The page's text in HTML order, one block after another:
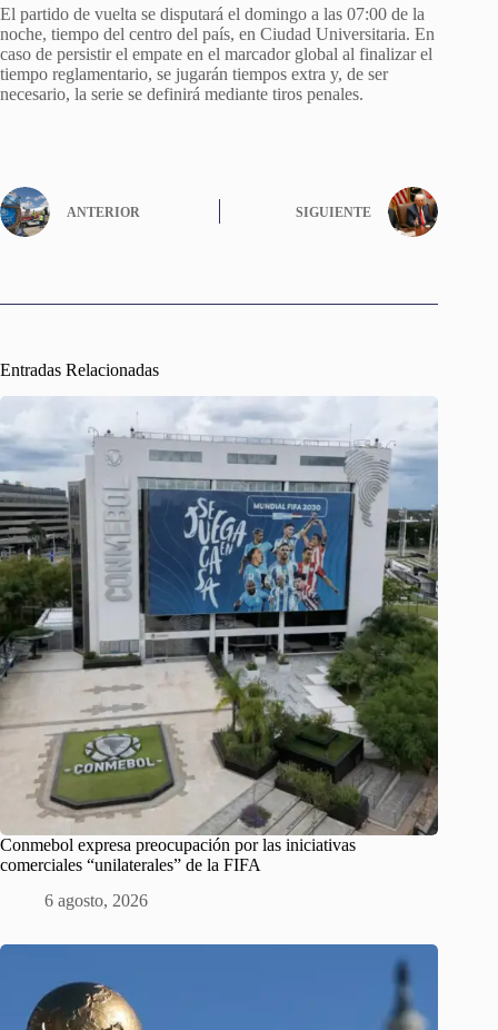
El partido de vuelta se disputará el domingo a las 07:00 de la
noche, tiempo del centro del país, en Ciudad Universitaria. En
caso de persistir el empate en el marcador global al finalizar el
tiempo reglamentario, se jugarán tiempos extra y, de ser
necesario, la serie se definirá mediante tiros penales.
ANTERIOR SIGUIENTE
Entradas Relacionadas
Conmebol expresa preocupación por las iniciativas
comerciales “unilaterales” de la FIFA
6 agosto, 2026